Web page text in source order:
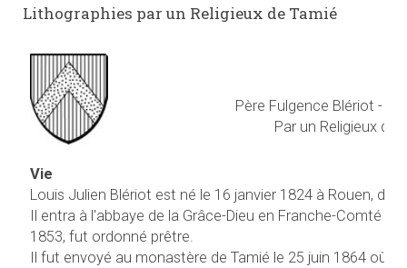
Lithographies par un Religieux de Tamié
Père Fulgence Blériot -
Par un Religieux de
Vie
Louis Julien Blériot est né le 16 janvier 1824 à Rouen, de
Il entra à l'abbaye de la Grâce-Dieu en Franche-Comté
1853, fut ordonné prêtre.
Il fut envoyé au monastère de Tamié le 25 juin 1864 où il